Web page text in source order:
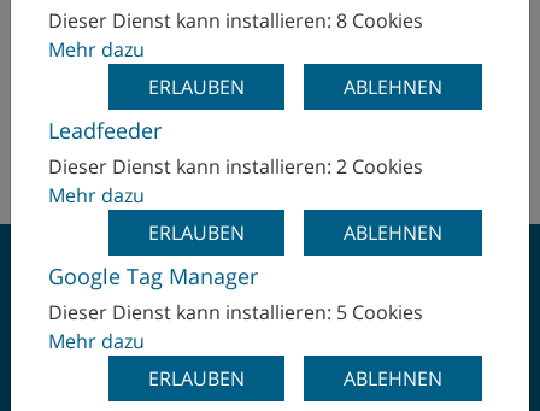
Peru
Rumänien
Saudi-Arabien
Schweden
Schweiz
Pavel Fuska
pavel.fuska(at)wfl.at
+421 90 170 98 47
EINMAL SPANNEN -
Dieser Dienst kann installieren: 8 Cookies
Mehr dazu
ERLAUBEN
ABLEHNEN
Leadfeeder
Dieser Dienst kann installieren: 2 Cookies
Mehr dazu
ERLAUBEN
ABLEHNEN
Google Tag Manager
Dieser Dienst kann installieren: 5 Cookies
Mehr dazu
ERLAUBEN
ABLEHNEN